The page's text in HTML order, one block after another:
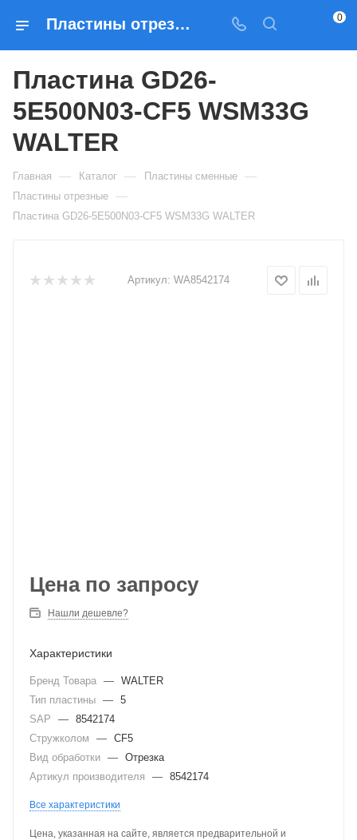
Пластины отрезные Пластина GD26-5E500N03-CF5 WSM33G WALTER — купить по выгодным ценам в Москве 0
Пластина GD26-
5E500N03-CF5 WSM33G
WALTER
Главная — Каталог — Пластины сменные —
Пластины отрезные —
Пластина GD26-5E500N03-CF5 WSM33G WALTER
Артикул: WA8542174
Цена по запросу
Нашли дешевле?
Характеристики
Бренд Товара — WALTER
Тип пластины — 5
SAP
— 8542174
Стружколом
— CF5
Вид обработки — Отрезка
Артикул производителя
— 8542174
Все характеристики
Цена, указанная на сайте, является предварительной и